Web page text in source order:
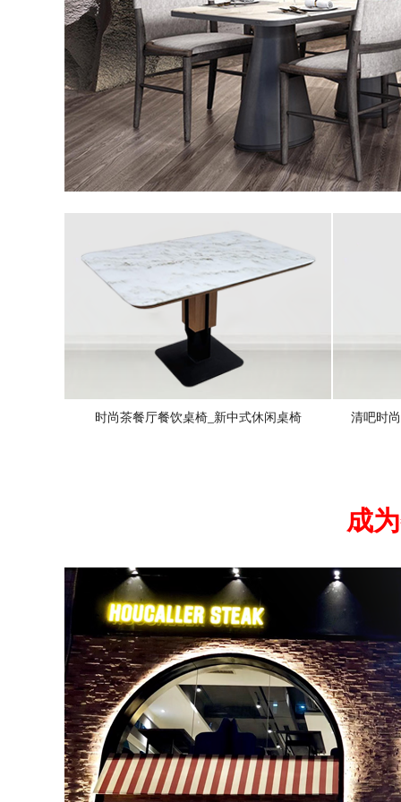
时尚茶餐厅餐饮桌椅_新中式休闲桌椅 清吧时
成